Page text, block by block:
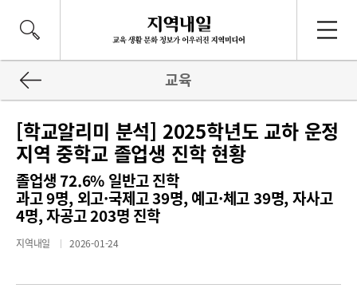
교육
[학교알리미 분석] 2025학년도 교하 운정
지역 중학교 졸업생 진학 현황
졸업생 72.6% 일반고 진학
과고 9명, 외고·국제고 39명, 예고·체고 39명, 자사고
4명, 자공고 203명 진학
지역내일 2026-01-24